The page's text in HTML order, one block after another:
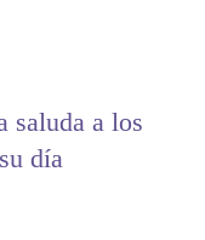
saluda a los
día